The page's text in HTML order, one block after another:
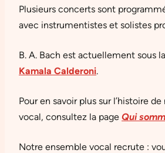
Plusieurs concerts sont
avec instrumentistes et solistes
B. A. Bach est actuellement sous
Kamala Calderoni.
Pour en savoir plus sur l’histoire
vocal, consultez la page Qui
Notre ensemble vocal recrute :